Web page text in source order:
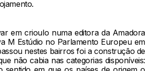
em crioulo numa editora da Amadora
M Estúdio no Parlamento Europeu em
nestes bairros foi a construção de
não cabia nas categorias disponíveis: